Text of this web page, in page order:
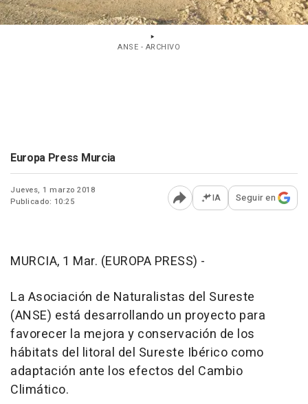
ANSE - ARCHIVO
Europa Press Murcia
Jueves, 1 marzo 2018
Publicado: 10:25
Abrir opciones para
IA Seguir en
MURCIA, 1 Mar. (EUROPA PRESS) -
La Asociación de Naturalistas del Sureste
(ANSE) está desarrollando un proyecto para
favorecer la mejora y conservación de los
hábitats del litoral del Sureste Ibérico como
adaptación ante los efectos del Cambio
Climático.